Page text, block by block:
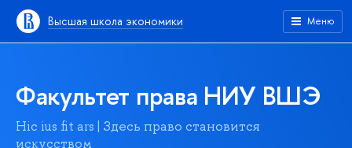
Высшая школа экономики Меню
Факультет права НИУ ВШЭ
Hic ius fit ars | Здесь право становится
искусством